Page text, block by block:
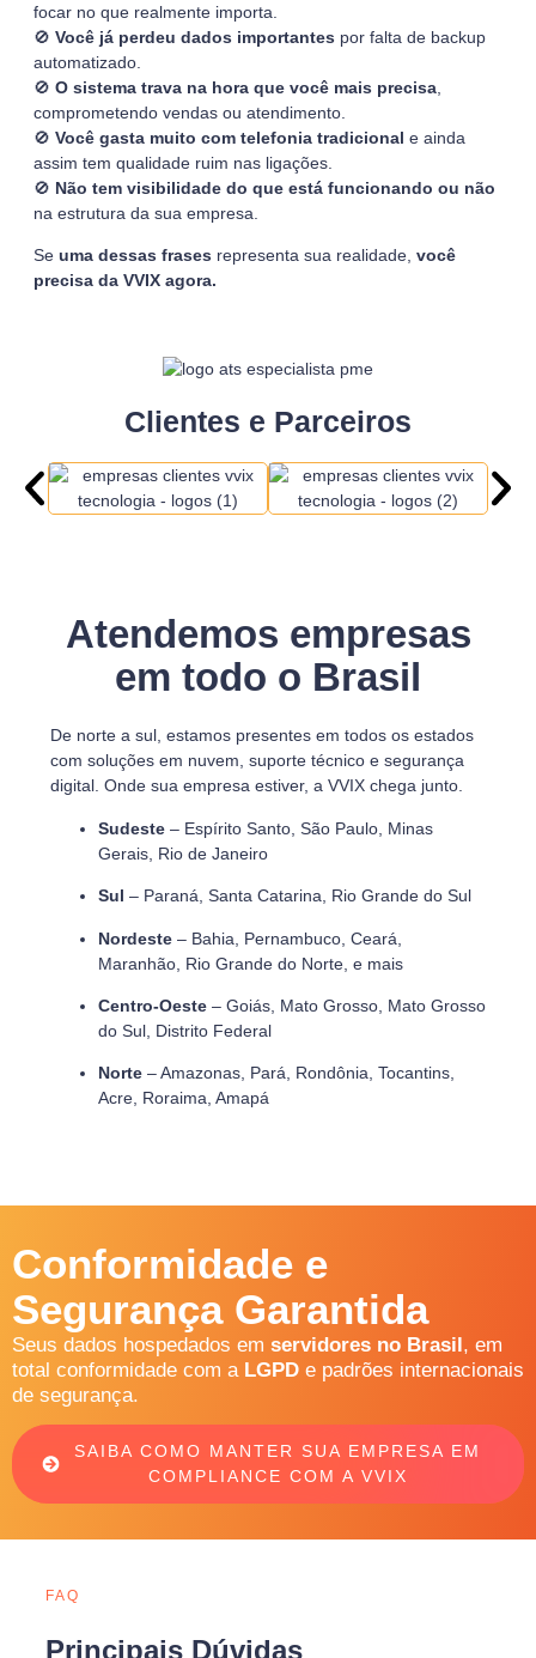
focar no que realmente importa.
🚫 Você já perdeu dados importantes por falta de backup
automatizado.
🚫 O sistema trava na hora que você mais precisa
comprometendo vendas ou atendimento.
🚫 Você gasta muito com telefonia tradicional e ainda
assim tem qualidade ruim nas ligações.
🚫 Não tem visibilidade do que está funcionando ou não
na estrutura da sua empresa.
Se uma dessas frases representa sua realidade, você
precisa da VVIX agora.
Clientes e Parceiros
Atendemos empresas
em todo o Brasil
De norte a sul, estamos presentes em todos os estados
com soluções em nuvem, suporte técnico e segurança
digital. Onde sua empresa estiver, a VVIX chega junto.
Sudeste – Espírito Santo, São Paulo, Minas
Gerais, Rio de Janeiro
Sul – Paraná, Santa Catarina, Rio Grande do Sul
Nordeste – Bahia, Pernambuco, Ceará,
Maranhão, Rio Grande do Norte, e mais
Centro-Oeste – Goiás, Mato Grosso, Mato Grosso
do Sul, Distrito Federal
Norte – Amazonas, Pará, Rondônia, Tocantins,
Acre, Roraima, Amapá
Conformidade e
Segurança Garantida
Seus dados hospedados em servidores no Brasil, em
total conformidade com a LGPD e padrões internacionais
de segurança.
SAIBA COMO MANTER SUA EMPRESA EM
COMPLIANCE COM A VVIX
FAQ
Principais Dúvidas